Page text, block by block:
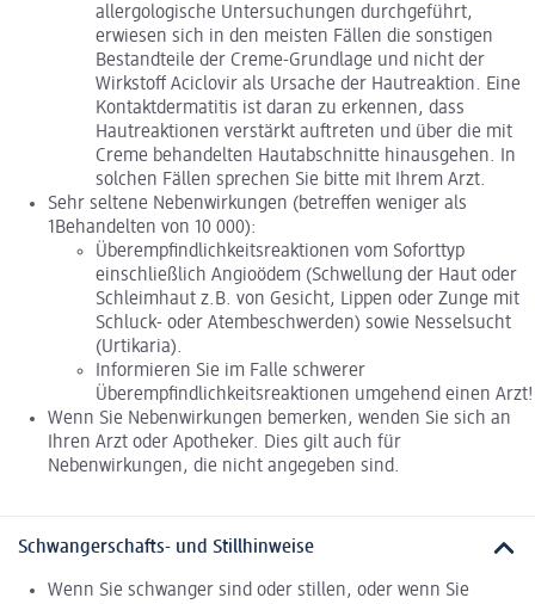
allergologische Untersuchungen durchgeführt,
erwiesen sich in den meisten Fällen die sonstigen
Bestandteile der Creme-Grundlage und nicht der
Wirkstoff Aciclovir als Ursache der Hautreaktion. Eine
Kontaktdermatitis ist daran zu erkennen, dass
Hautreaktionen verstärkt auftreten und über die mit
Creme behandelten Hautabschnitte hinausgehen. In
solchen Fällen sprechen Sie bitte mit Ihrem Arzt.
Sehr seltene Nebenwirkungen (betreffen weniger als
1Behandelten von 10 000):
Überempfindlichkeitsreaktionen vom Soforttyp
einschließlich Angioödem (Schwellung der Haut oder
Schleimhaut z.B. von Gesicht, Lippen oder Zunge mit
Schluck- oder Atembeschwerden) sowie Nesselsucht
(Urtikaria).
Informieren Sie im Falle schwerer
Überempfindlichkeitsreaktionen umgehend einen Arzt!
Wenn Sie Nebenwirkungen bemerken, wenden Sie sich an
Ihren Arzt oder Apotheker. Dies gilt auch für
Nebenwirkungen, die nicht angegeben sind.
Schwangerschafts- und Stillhinweise
Wenn Sie schwanger sind oder stillen, oder wenn Sie